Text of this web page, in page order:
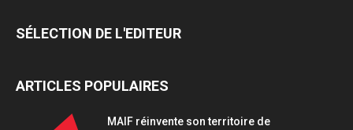
SÉLECTION DE L'EDITEUR
ARTICLES POPULAIRES
MAIF réinvente son territoire de